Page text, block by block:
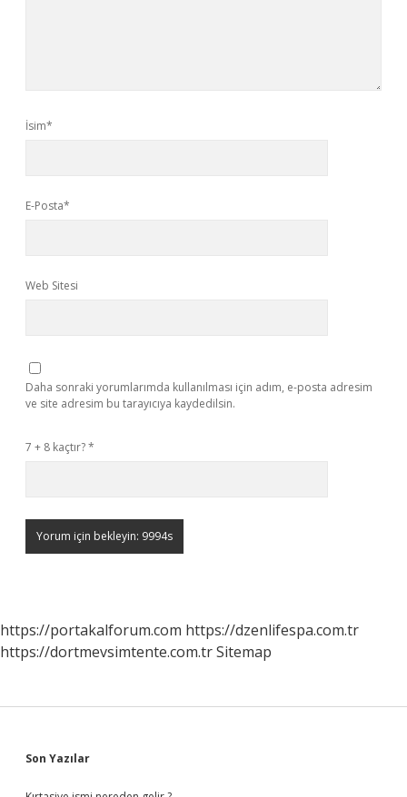
İsim*
E-Posta*
Web Sitesi
Daha sonraki yorumlarımda kullanılması için adım, e-posta adresim
ve site adresim bu tarayıcıya kaydedilsin.
7 + 8 kaçtır?*
https://portakalforum.com https://dzenlifespa.com.tr
https://dortmevsimtente.com.trSitemap
Sidebar
Son Yazılar